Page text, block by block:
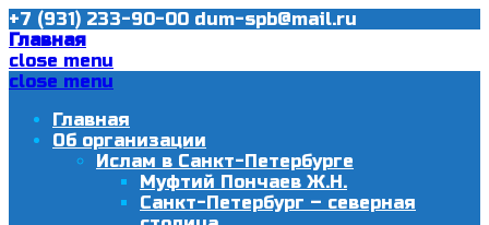
+7 (931) 233-90-00 dum-spb@mail.ru
Главная
close menu
close menu
Главная
Об организации
Ислам в Санкт-Петербурге
Муфтий Пончаев Ж.Н.
Санкт-Петербург – северная